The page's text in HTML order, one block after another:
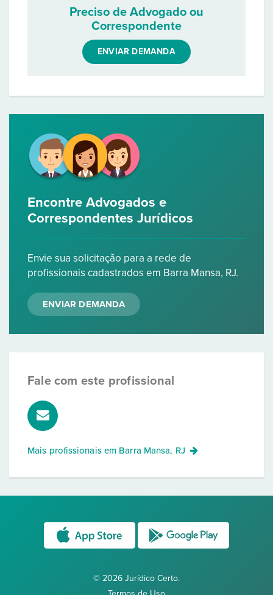
Preciso de Advogado ou
Correspondente
ENVIAR DEMANDA
Encontre Advogados e
Correspondentes Jurídicos
Envie sua solicitação para a rede de
profissionais cadastrados em Barra Mansa, RJ.
ENVIAR DEMANDA
Fale com este profissional
Mais profissionais em Barra Mansa, RJ
© 2026 Jurídico Certo.